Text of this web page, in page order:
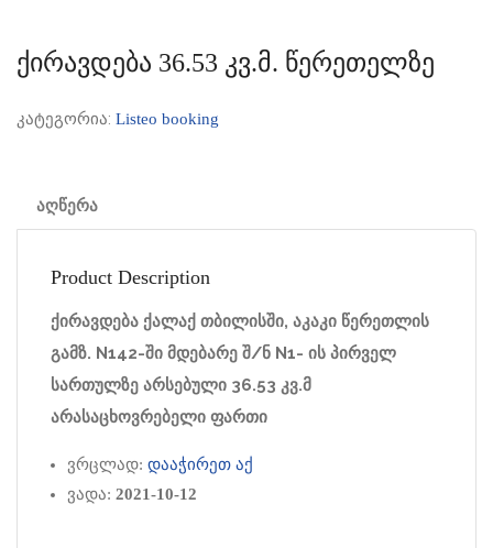
ქირავდება 36.53 კვ.მ. წერეთელზე
კატეგორია: Listeo booking
აღწერა
Product Description
ქირავდება ქალაქ თბილისში, აკაკი წერეთლის
გამზ. N142-ში მდებარე შ/ნ N1- ის პირველ
სართულზე არსებული 36.53 კვ.მ
არასაცხოვრებელი ფართი
ვრცლად: დააჭირეთ აქ
ვადა: 2021-10-12